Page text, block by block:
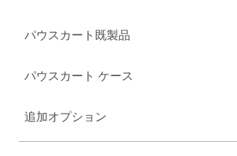
パウスカート既製品
パウスカート ケース
追加オプション